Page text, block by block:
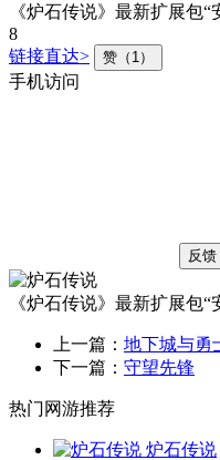
《炉石传说》最新扩展包
8
链接直达>
赞（1）
手机访问
反馈
《炉石传说》最新扩展包
上一篇： 地下城与勇
下一篇： 守望先锋
热门网游推荐
炉石传说